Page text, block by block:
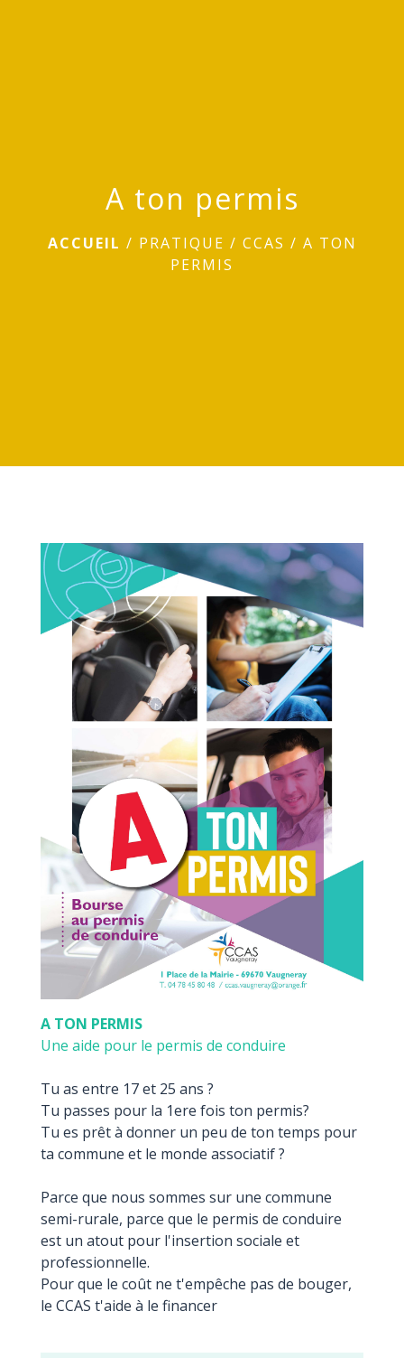
A ton permis
ACCUEIL / PRATIQUE / CCAS / A TON
PERMIS
A TON PERMIS
Une aide pour le permis de conduire
Tu as entre 17 et 25 ans ?
Tu passes pour la 1ere fois ton permis?
Tu es prêt à donner un peu de ton temps pour
ta commune et le monde associatif ?
Parce que nous sommes sur une commune
semi-rurale, parce que le permis de conduire
est un atout pour l'insertion sociale et
professionnelle.
Pour que le coût ne t'empêche pas de bouger,
le CCAS t'aide à le financer